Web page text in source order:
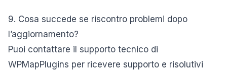
9. Cosa succede se riscontro problemi dopo
l’aggiornamento?
Puoi contattare il supporto tecnico di
WPMapPlugins per ricevere supporto e risolutivi